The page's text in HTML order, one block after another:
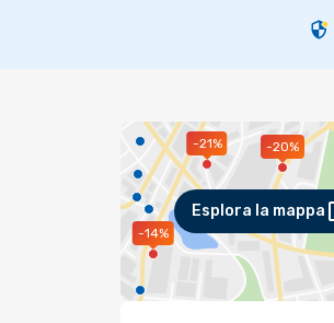
-21% -20%
-14%
Esplora la mappa